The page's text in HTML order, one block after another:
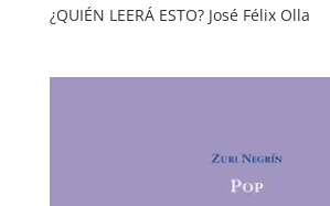
¿QUIÉN LEERÁ ESTO? José Félix Olla